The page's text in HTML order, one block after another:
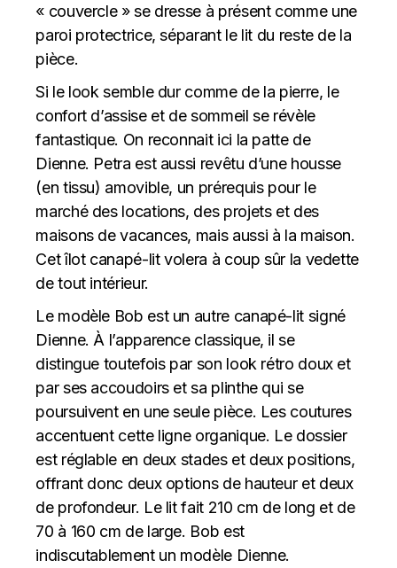
« couvercle » se dresse à présent comme une
paroi protectrice, séparant le lit du reste de la
pièce.
Si le look semble dur comme de la pierre, le
confort d’assise et de sommeil se révèle
fantastique. On reconnait ici la patte de
Dienne. Petra est aussi revêtu d’une housse
(en tissu) amovible, un prérequis pour le
marché des locations, des projets et des
maisons de vacances, mais aussi à la maison.
Cet îlot canapé-lit volera à coup sûr la vedette
de tout intérieur.
Le modèle Bob est un autre canapé-lit signé
Dienne. À l’apparence classique, il se
distingue toutefois par son look rétro doux et
par ses accoudoirs et sa plinthe qui se
poursuivent en une seule pièce. Les coutures
accentuent cette ligne organique. Le dossier
est réglable en deux stades et deux positions,
offrant donc deux options de hauteur et deux
de profondeur. Le lit fait 210 cm de long et de
70 à 160 cm de large. Bob est
indiscutablement un modèle Dienne.